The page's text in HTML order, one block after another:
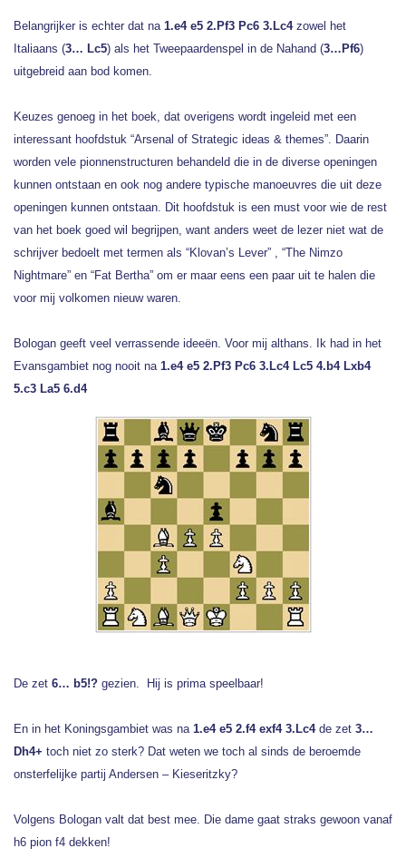
Belangrijker is echter dat na 1.e4 e5 2.Pf3 Pc6 3.Lc4zowel het
Italiaans (3… Lc5) als het Tweepaardenspel in de Nahand (3…Pf6)
uitgebreid aan bod komen.
Keuzes genoeg in het boek, dat overigens wordt ingeleid met een
interessant hoofdstuk “Arsenal of Strategic ideas & themes”. Daarin
worden vele pionnenstructuren behandeld die in de diverse openingen
kunnen ontstaan en ook nog andere typische manoeuvres die uit deze
openingen kunnen ontstaan. Dit hoofdstuk is een must voor wie de rest
van het boek goed wil begrijpen, want anders weet de lezer niet wat de
schrijver bedoelt met termen als “Klovan’s Lever” , “The Nimzo
Nightmare” en “Fat Bertha” om er maar eens een paar uit te halen die
voor mij volkomen nieuw waren.
Bologan geeft veel verrassende ideeën. Voor mij althans. Ik had in het
Evansgambiet nog nooit na 1.e4 e5 2.Pf3 Pc6 3.Lc4 Lc5 4.b4 Lxb4
5.c3 La5 6.d4
De zet 6… b5!? gezien. Hij is prima speelbaar!
En in het Koningsgambiet was na 1.e4 e5 2.f4 exf4 3.Lc4de zet 3…
Dh4+ toch niet zo sterk? Dat weten we toch al sinds de beroemde
onsterfelijke partij Andersen – Kieseritzky?
Volgens Bologan valt dat best mee. Die dame gaat straks gewoon vanaf
h6 pion f4 dekken!